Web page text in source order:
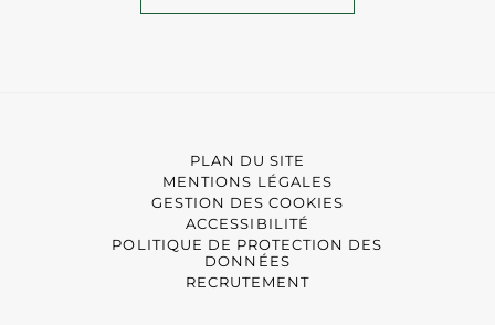
PLAN DU SITE
MENTIONS LÉGALES
GESTION DES COOKIES
ACCESSIBILITÉ
POLITIQUE DE PROTECTION DES
DONNÉES
RECRUTEMENT